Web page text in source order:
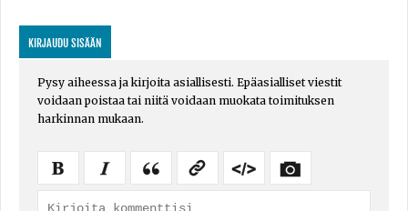
KIRJAUDU SISÄÄN
Pysy aiheessa ja kirjoita asiallisesti. Epäasialliset viestit
voidaan poistaa tai niitä voidaan muokata toimituksen
harkinnan mukaan.